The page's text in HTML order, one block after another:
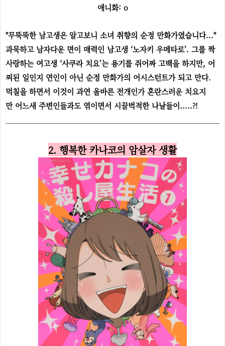
애니화: o
"무뚝뚝한 남고생은 알고보니 소녀 취향의 순정 만화가였습니다..."
과묵하고 남자다운 면이 매력인 남고생 ‘노자키 우메타로’. 그를 짝
사랑하는 여고생 ‘사쿠라 치요’는 용기를 쥐어짜 고백을 하지만, 어
찌된 일인지 연인이 아닌 순정 만화가의 어시스턴트가 되고 만다.
먹칠을 하면서 이것이 과연 올바른 전개인가 혼란스러운 치요지
만 어느새 주변인들과도 엮이면서 시끌벅적한 나날들이.....?!
2. 행복한 카나코의 암살자 생활